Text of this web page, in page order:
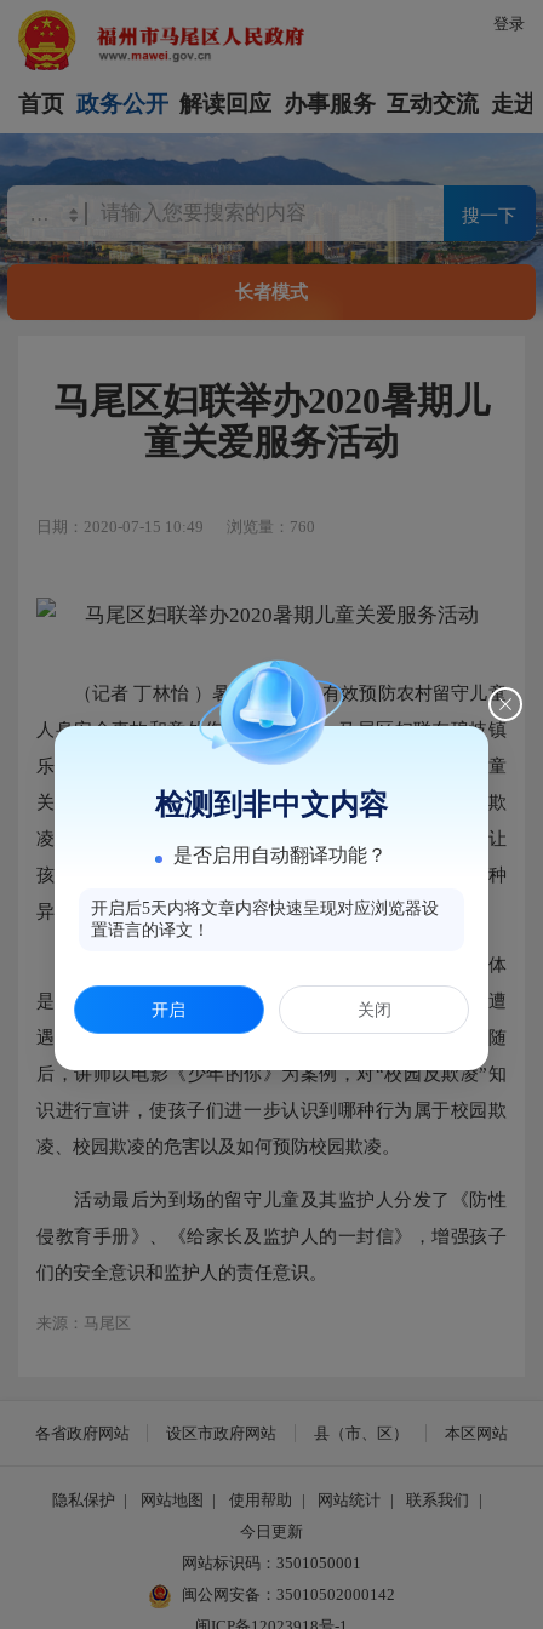
登录
首页 政务公开 解读回应 办事服务 互动交流 走进
搜一下
长者模式
马尾区妇联举办2020暑期儿
童关爱服务活动
日期：2020-07-15 10:49 浏览量：760
（记者 丁林怡 ）暑期来临，为有效预防农村留守儿童
人身安全事故和意外伤害, 7月10日，马尾区妇联在琅岐镇
乐村村委会举办“守护童年 牵手共成长——2020暑期儿童
关爱服务活动”。此次活动主要围绕预防性侵、校园反欺
凌、防溺水等内容为农村留守儿童普及安全自护知识，让
孩子们增强安全意识，学会自我保护的本领，在面对各种
异常情况或危险时，能果断正当地进行自护自救。
活动从“认识我的身体”互动游戏开始，告诉大家身体
是陪伴我们的“好朋友”，引导孩子们了解什么是性侵、遭
遇性侵应当怎么做以及性侵的法律后果和责任等内容。随
后，讲师以电影《少年的你》为案例，对“校园反欺凌”知
识进行宣讲，使孩子们进一步认识到哪种行为属于校园欺
凌、校园欺凌的危害以及如何预防校园欺凌。
活动最后为到场的留守儿童及其监护人分发了《防性
侵教育手册》、《给家长及监护人的一封信》，增强孩子
们的安全意识和监护人的责任意识。
来源：马尾区
各省政府网站 设区市政府网站 县（市、区） 本区网站
隐私保护 | 网站地图 | 使用帮助 | 网站统计 | 联系我们
|
今日更新
网站标识码：3501050001
闽公网安备：35010502000142
检测到非中文内容
是否启用自动翻译功能？
开启后5天内将文章内容快速呈现对应浏览器设
置语言的译文！
开启 关闭